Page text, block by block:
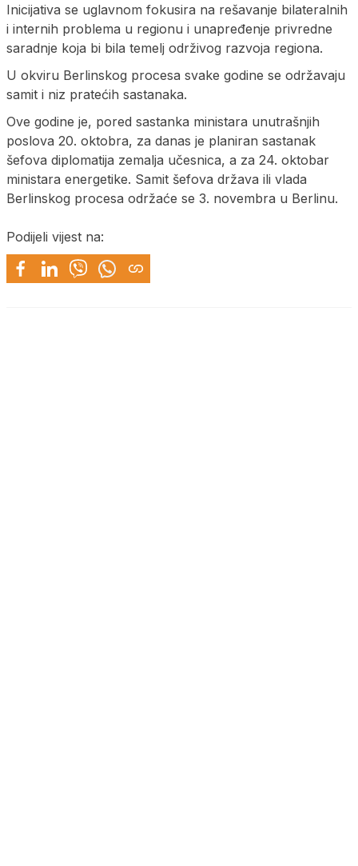
Inicijativa se uglavnom fokusira na rešavanje bilateralnih
i internih problema u regionu i unapređenje privredne
saradnje koja bi bila temelj održivog razvoja regiona.
U okviru Berlinskog procesa svake godine se održavaju
samit i niz pratećih sastanaka.
Ove godine je, pored sastanka ministara unutrašnjih
poslova 20. oktobra, za danas je planiran sastanak
šefova diplomatija zemalja učesnica, a za 24. oktobar
ministara energetike. Samit šefova država ili vlada
Berlinskog procesa održaće se 3. novembra u Berlinu.
Podijeli vijest na: